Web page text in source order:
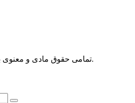
تمامی حقوق مادی و معنوی بلک لایت محفوظ می باشد.